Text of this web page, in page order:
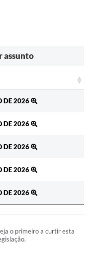
assunto
DE 2026
DE 2026
DE 2026
DE 2026
DE 2026
o primeiro a curtir esta